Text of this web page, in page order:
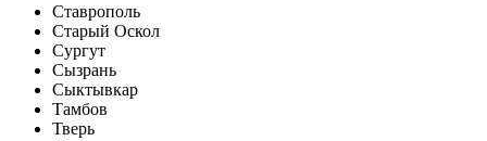
Ставрополь
Старый Оскол
Сургут
Сызрань
Сыктывкар
Тамбов
Тверь